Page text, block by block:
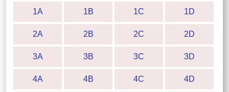
1A 1B 1C 1D
2A 2B 2C 2D
3A 3B 3C 3D
4A 4B 4C 4D